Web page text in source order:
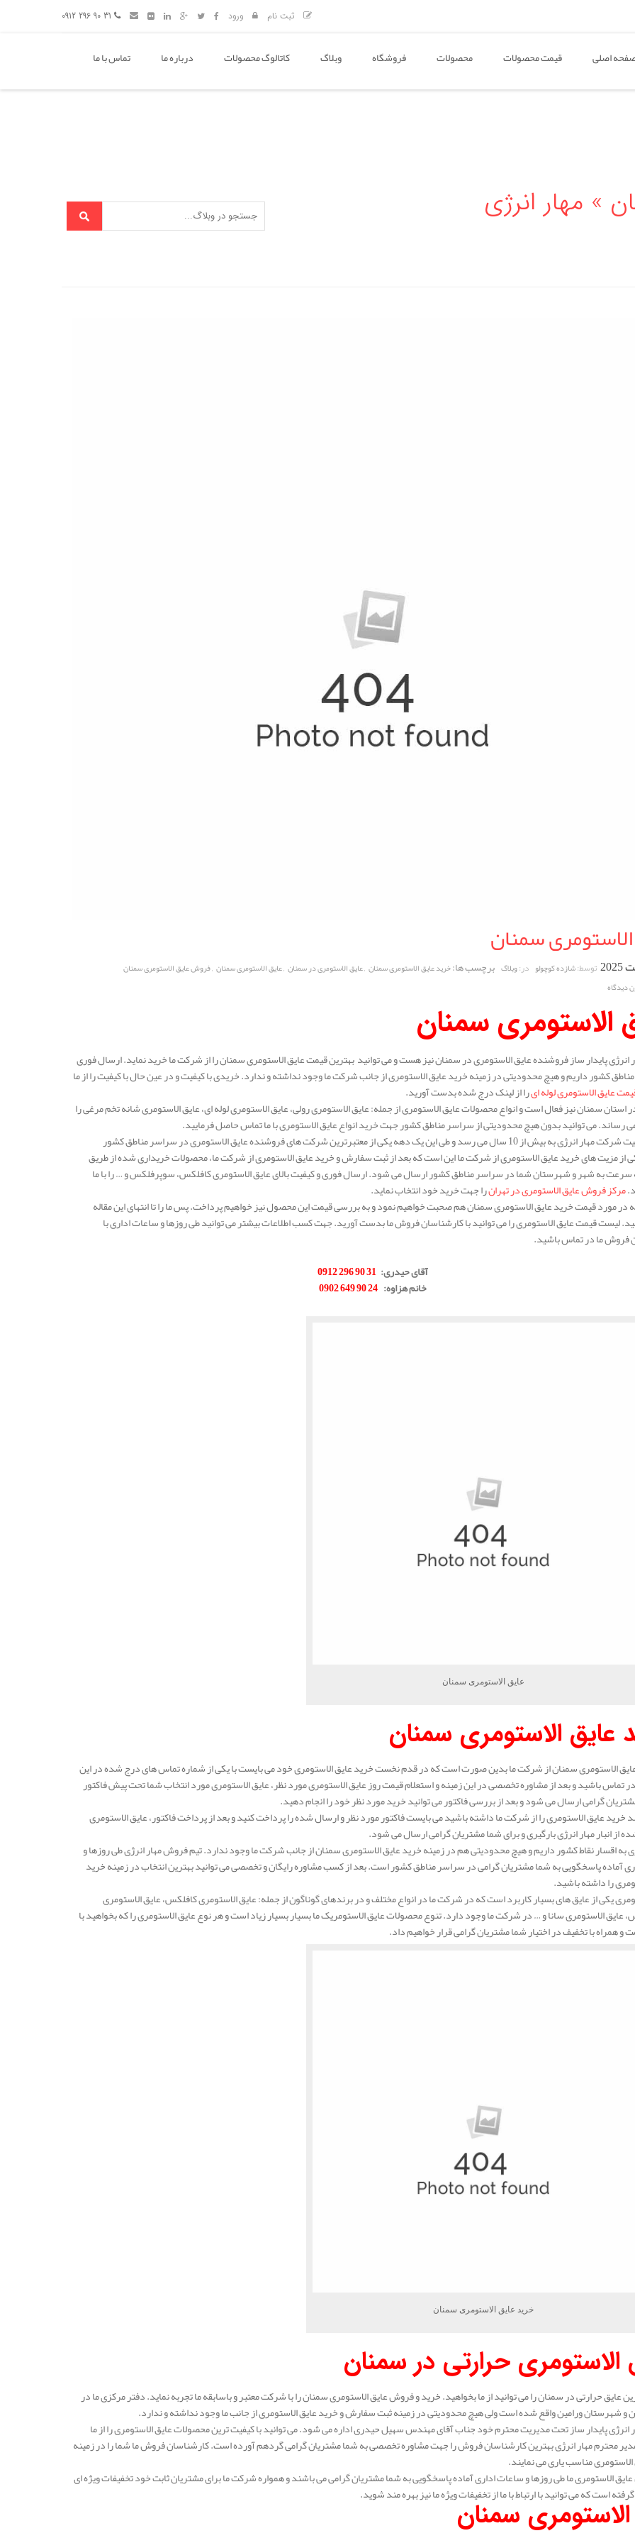
ثبت نام ورود
اصلی قیمت محصولات محصولات فروشگاه وبلاگ کاتالوگ محصولات درباره ما تماس با ما
» مهار انرژی
سمنان
توسط:شازده کوچولو در:وبلاگ برچسب ها:خرید عایق الاستومری سمنان ,عایق الاستومری در سمنان ,عایق الاستومری سمنان ,فروش عایق الاستومری سمنان
دیدگاه
الاستومری سمنان
پایدار ساز فروشنده عایق الاستومری در سمنان نیز هست و می توانید بهترین قیمت عایق الاستومری سمنان را از شرکت ما خرید نماید. ارسال فوری
کشور داریم و هیچ محدودیتی در زمینه خرید عایق الاستومری از جانب شرکت ما وجود نداشته و ندارد. خریدی با کیفیت و در عین حال با کیفیت را از ما
عایق الاستومری لوله ایرا از لینک درج شده بدست آورید.
سمنان نیز فعال است و انواع محصولات عایق الاستومری از جمله: عایق الاستومری رولی، عایق الاستومری لوله ای، عایق الاستومری شانه تخم مرغی را
رساند. می توانید بدون هیچ محدودیتی از سراسر مناطق کشور جهت خرید انواع عایق الاستومری با ما تماس حاصل فرمایید.
سابقه فعالیت شرکت مهار انرژی به بیش از 10 سال می رسد و طی این یک دهه یکی از معتبرترین شرکت های فروشنده عایق الاستومری در سراسر مناطق کشور
از مزیت های خرید عایق الاستومری از شرکت ما این است که بعد از ثبت سفارش و خرید عایق الاستومری از شرکت ما، محصولات خریداری شده از طریق
سرعت به شهر و شهرستان شما در سراسر مناطق کشور ارسال می شود. ارسال فوری و کیفیت بالای عایق الاستومری کافلکس، سوپرفلکس و … را با ما
مرکز فروش عایق الاستومری در تهرانرا جهت خرید خود انتخاب نماید.
در مورد قیمت خرید عایق الاستومری سمنان هم صحبت خواهیم نمود و به بررسی قیمت این محصول نیز خواهیم پرداخت. پس ما را تا انتهای این مقاله
لیست قیمت عایق الاستومری را می توانید با کارشناسان فروش ما بدست آورید. جهت کسب اطلاعات بیشتر می توانید طی روزها و ساعات اداری با
فروش ما در تماس باشید.
آقای حیدری:
31 90 296 0912
خانم هزاوه:
24 90 649 0902
عایق الاستومری سمنان
عایق الاستومری سمنان
الاستومری سمنان از شرکت ما بدین صورت است که در قدم نخست خرید عایق الاستومری خود می بایست با یکی از شماره تماس های درج شده در این
تماس باشید و بعد از مشاوره تخصصی در این زمینه و استعلام قیمت روز عایق الاستومری مورد نظر، عایق الاستومری مورد انتخاب شما تحت پیش فاکتور
گرامی ارسال می شود و بعد از بررسی فاکتور می توانید خرید مورد نظر خود را انجام دهید.
خرید عایق الاستومری را از شرکت ما داشته باشید می بایست فاکتور مورد نظر و ارسال شده را پرداخت کنید و بعد از پرداخت فاکتور، عایق الاستومری
از انبار مهار انرژی بارگیری و برای شما مشتریان گرامی ارسال می شود.
به اقسار نقاط کشور داریم و هیچ محدودیتی هم در زمینه خرید عایق الاستومری سمنان از جانب شرکت ما وجود ندارد. تیم فروش مهار انرژی طی روزها و
آماده پاسخگویی به شما مشتریان گرامی در سراسر مناطق کشور است. بعد از کسب مشاوره رایگان و تخصصی می توانید بهترین انتخاب در زمینه خرید
را داشته باشید.
یکی از عایق های بسیار کاربرد است که در شرکت ما در انواع مختلف و در برندهای گوناگون از جمله: عایق الاستومری کافلکس، عایق الاستومری
عایق الاستومری سانا و … در شرکت ما وجود دارد. تنوع محصولات عایق الاستومریک ما بسیار بسیار زیاد است و هر نوع عایق الاستومری را که بخواهید با
و همراه با تخفیف در اختیار شما مشتریان گرامی قرار خواهیم داد.
خرید عایق الاستومری سمنان
الاستومری حرارتی در سمنان
عایق حرارتی در سمنان را می توانید از ما بخواهید. خرید و فروش عایق الاستومری سمنان را با شرکت معتبر و باسابقه ما تجربه نماید. دفتر مرکزی ما در
و شهرستان ورامین واقع شده است ولی هیچ محدودیتی در زمینه ثبت سفارش و خرید عایق الاستومری از جانب ما وجود نداشته و ندارد.
پایدار ساز تحت مدیریت محترم خود جناب آقای مهندس سهیل حیدری اداره می شود. می توانید با کیفیت ترین محصولات عایق الاستومری را از ما
محترم مهار انرژی بهترین کارشناسان فروش را جهت مشاوره تخصصی به شما مشتریان گرامی گردهم آورده است. کارشناسان فروش ما شما را در زمینه
مناسب یاری می نمایند.
الاستومری ما طی روزها و ساعات اداری آماده پاسخگویی به شما مشتریان گرامی می باشند و همواره شرکت ما برای مشتریان ثابت خود تخفیفات ویژه ای
است که می توانید با ارتباط با ما از تخفیفات ویژه ما نیز بهره مند شوید.
سمنان